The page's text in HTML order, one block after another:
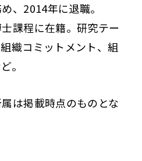
、2014年に退職。
課程に在籍。研究テー
織コミットメント、組
。
は掲載時点のものとな